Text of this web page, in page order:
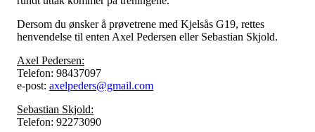
Dersom du ønsker å prøvetrene med Kjelsås G19, rettes
henvendelse til enten Axel Pedersen eller Sebastian Skjold.
Axel Pedersen:
Telefon: 98437097
e-post: axelpeders@gmail.com
Sebastian Skjold:
Telefon: 92273090